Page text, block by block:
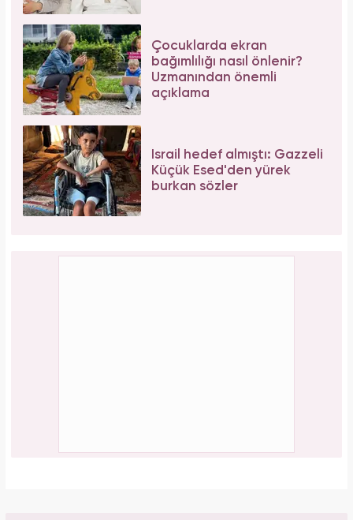
Çocuklarda ekran
bağımlılığı nasıl önlenir?
Uzmanından önemli
açıklama
İsrail hedef almıştı: Gazzeli
Küçük Esed'den yürek
burkan sözler